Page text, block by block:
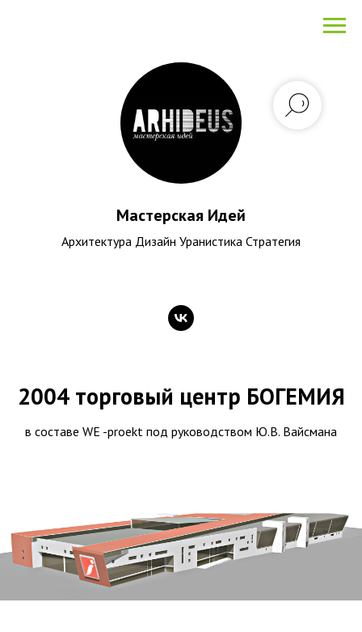
Мастерская Идей
Архитектура Дизайн Уранистика Стратегия
2004 торговый центр БОГЕМИЯ
в составе WE -proekt под руководством Ю.В. Вайсмана